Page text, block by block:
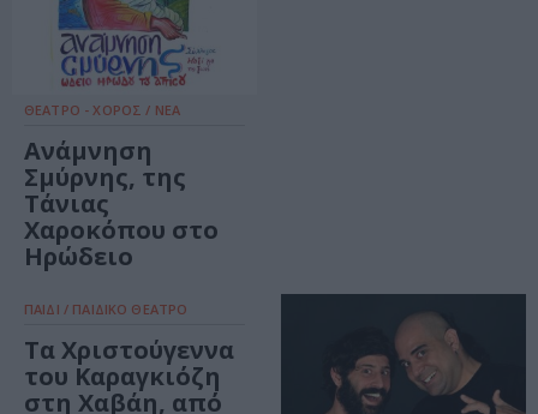
ΘΕΑΤΡΟ - ΧΟΡΟΣ / ΝΕΑ
Ανάμνηση
Σμύρνης, της
Τάνιας
Χαροκόπου στο
Ηρώδειο
ΠΑΙΔΙ / ΠΑΙΔΙΚΟ ΘΕΑΤΡΟ
Τα Χριστούγεννα
του Καραγκιόζη
στη Χαβάη, από